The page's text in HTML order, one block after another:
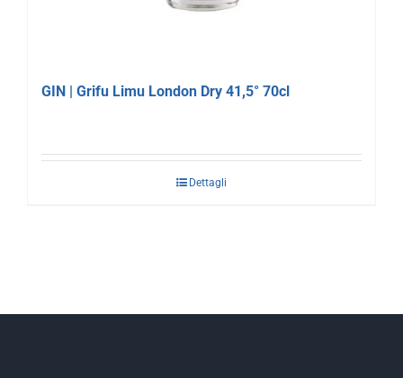
GIN | Grifu Limu London Dry 41,5° 70cl
Dettagli